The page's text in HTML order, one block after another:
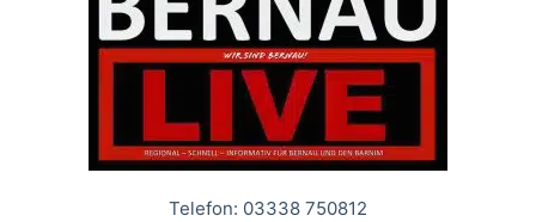
Telefon: 03338 750812